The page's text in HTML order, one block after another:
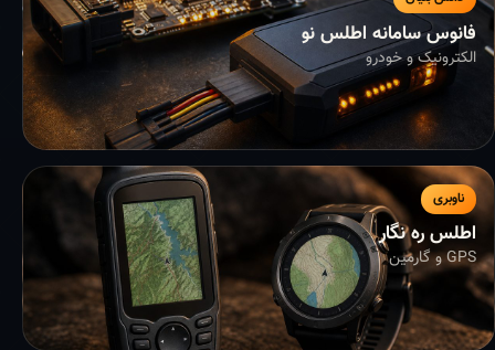
فانوس سامانه اطلس نو
الکترونیک و خودرو
ناوبری
اطلس ره نگار
GPS و گارمین